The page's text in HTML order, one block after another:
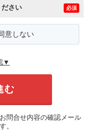
さい 必須
意しない
▼
問合せ内容の確認メール
。